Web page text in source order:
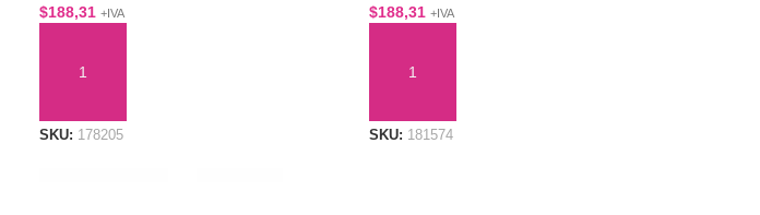
$188,31 +IVA
SKU: 178205
$188,31 +IVA
SKU: 181574